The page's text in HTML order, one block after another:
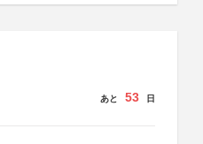
あと 53 日